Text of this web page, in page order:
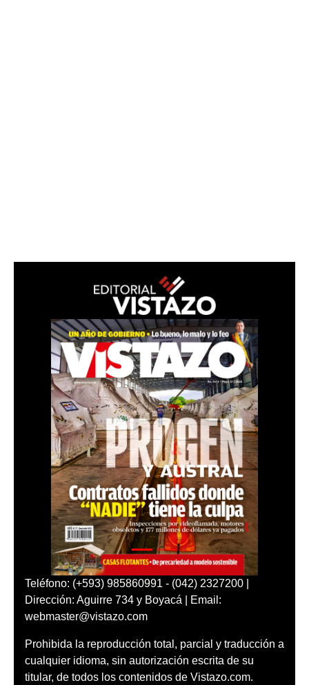
Teléfono: (+593) 985860991 - (042) 2327200 |
Dirección: Aguirre 734 y Boyacá | Email:
webmaster@vistazo.com
Prohibida la reproducción total, parcial y traducción a
cualquier idioma, sin autorización escrita de su
titular, de todos los contenidos de Vistazo.com.